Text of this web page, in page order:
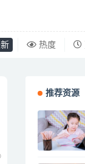
热度
推荐资源